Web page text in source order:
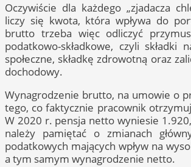
Oczywiście dla każdego „zjadacza
liczy się kwota, która wpływa do
brutto trzeba więc odliczyć
podatkowo-składkowe, czyli składki
społeczne, składkę zdrowotną oraz
dochodowy.
Wynagrodzenie brutto, na umowie o
tego, co faktycznie pracownik
W 2020 r. pensja netto wyniesie
należy pamiętać o zmianach
podatkowych mających wpływ na
a tym samym wynagrodzenie netto.